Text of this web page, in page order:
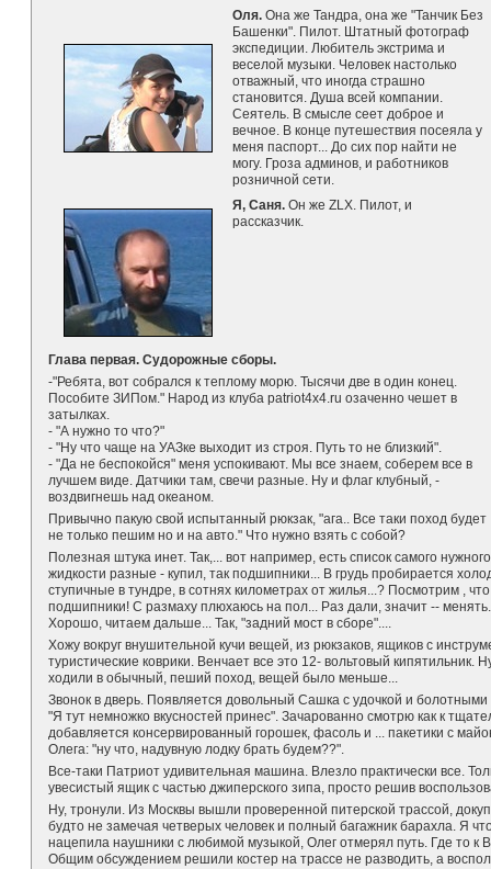
Оля. Она же Тандра, она же "Танчик Без
Башенки". Пилот. Штатный фотограф
экспедиции. Любитель экстрима и
веселой музыки. Человек настолько
отважный, что иногда страшно
становится. Душа всей компании.
Сеятель. В смысле сеет доброе и
вечное. В конце путешествия посеяла у
меня паспорт... До сих пор найти не
могу. Гроза админов, и работников
розничной сети.
Я, Саня. Он же ZLX. Пилот, и
рассказчик.
Глава первая. Судорожные сборы.
-"Ребята, вот собрался к теплому морю. Тысячи две в один конец.
Пособите ЗИПом." Народ из клуба patriot4x4.ru озаченно чешет в
затылках.
- "А нужно то что?"
- "Ну что чаще на УАЗке выходит из строя. Путь то не близкий".
- "Да не беспокойся" меня успокивают. Мы все знаем, соберем все в
лучшем виде. Датчики там, свечи разные. Ну и флаг клубный, -
воздвигнешь над океаном.
Привычно пакую свой испытанный рюкзак, "ага.. Все таки поход будет
не только пешим но и на авто." Что нужно взять с собой?
Полезная штука инет. Так,... вот например, есть список самого
жидкости разные - купил, так подшипники... В грудь пробирается
ступичные в тундре, в сотнях километрах от жилья...? Посмотрим ,
подшипники! С размаху плюхаюсь на пол... Раз дали, значит --
Хорошо, читаем дальше... Так, "задний мост в сборе"....
Хожу вокруг внушительной кучи вещей, из рюкзаков, ящиков с
туристические коврики. Венчает все это 12- вольтовый кипятильник.
ходили в обычный, пеший поход, вещей было меньше...
Звонок в дверь. Появляется довольный Сашка с удочкой и болотными
"Я тут немножко вкусностей принес". Зачарованно смотрю как к
добавляется консервированный горошек, фасоль и ... пакетики с
Олега: "ну что, надувную лодку брать будем??".
Все-таки Патриот удивительная машина. Влезло практически все.
увесистый ящик с частью джиперского зипа, просто решив
Ну, тронули. Из Москвы вышли проверенной питерской трассой,
будто не замечая четверых человек и полный багажник барахла. Я
нацепила наушники с любимой музыкой, Олег отмерял путь. Где то к
Общим обсуждением решили костер на трассе не разводить, а